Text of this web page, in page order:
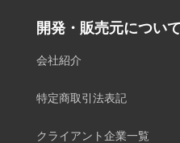
開発・販売元について
会社紹介
特定商取引法表記
クライアント企業一覧